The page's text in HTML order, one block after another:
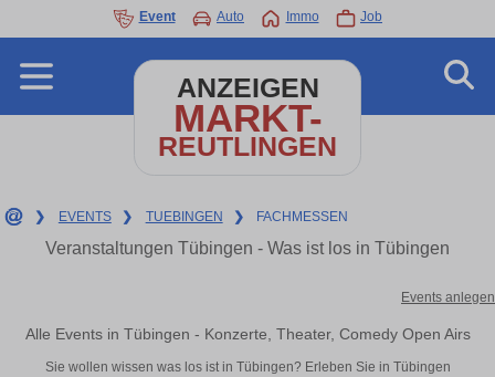
Event Auto Immo Job
ANZEIGEN
MARKT-
REUTLINGEN
❯ EVENTS ❯ TUEBINGEN ❯ FACHMESSEN
Veranstaltungen Tübingen - Was ist los in Tübingen
Events anlegen
Alle Events in Tübingen - Konzerte, Theater, Comedy Open Airs
Sie wollen wissen was los ist in Tübingen? Erleben Sie in Tübingen